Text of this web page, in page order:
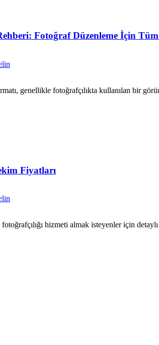
Fotoğraf Düzenleme İçin
genellikle fotoğrafçılıkta kullanılan bir
Fiyatları
hizmeti almak isteyenler için